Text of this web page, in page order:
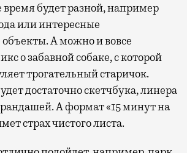
время будет разной, например
или интересные
А можно и вовсе
о забавной собаке, с которой
трогательный старичок.
достаточно скетчбука, линера
А формат «15 минут на
страх чистого листа.